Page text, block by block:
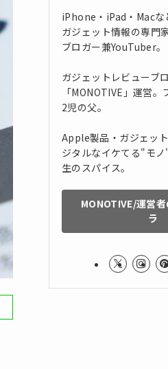
iPhone・iPad・Macな
ガジェット情報の専門
ブロガー兼YouTuber。
ガジェットレビューブ
「MONOTIVE」運営
2児の父。
Apple製品・ガジェッ
ジタルなイケてる"モ
生のスパイス。
MONOTIVE/運営
ラ